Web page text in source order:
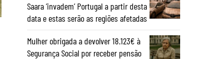
Saara ‘invadem’ Portugal a partir desta
data e estas serão as regiões afetadas
Mulher obrigada a devolver 18.123€ à
Segurança Social por receber pensão